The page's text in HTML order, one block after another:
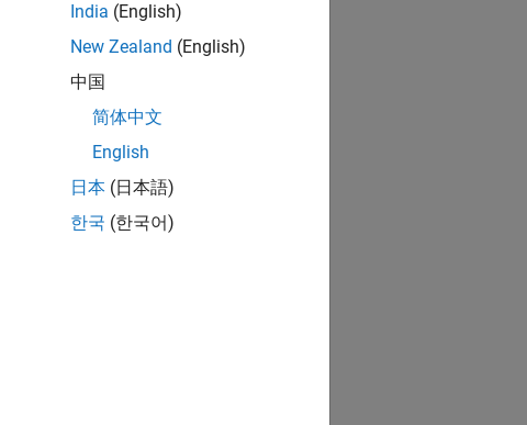
India (English)
New Zealand (English)
中国
简体中文
English
日本 (日本語)
한국 (한국어)